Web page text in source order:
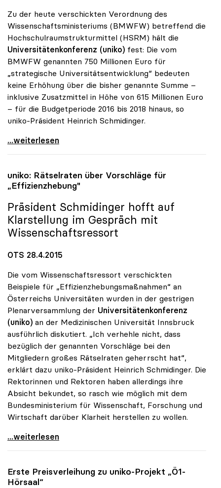
Zu der heute verschickten Verordnung des
Wissenschaftsministeriums (BMWFW) betreffend die
Hochschulraumstrukturmittel (HSRM) hält die
Universitätenkonferenz (uniko) fest: Die vom
BMWFW genannten 750 Millionen Euro für
„strategische Universitätsentwicklung“ bedeuten
keine Erhöhung über die bisher genannte Summe –
inklusive Zusatzmittel in Höhe von 615 Millionen Euro
– für die Budgetperiode 2016 bis 2018 hinaus, so
uniko-Präsident Heinrich Schmidinger.
uniko: Neuer Vergabemodus ändert nichts am
...weiterlesen
uniko: Rätselraten über Vorschläge für
„Effizienzhebung"
Präsident Schmidinger hofft auf
Klarstellung im Gespräch mit
Wissenschaftsressort
OTS 28.4.2015
Die vom Wissenschaftsressort verschickten
Beispiele für „Effizienzhebungsmaßnahmen“ an
Österreichs Universitäten wurden in der gestrigen
Plenarversammlung der Universitätenkonferenz
(uniko) an der Medizinischen Universität Innsbruck
ausführlich diskutiert. „Ich verhehle nicht, dass
bezüglich der genannten Vorschläge bei den
Mitgliedern großes Rätselraten geherrscht hat“,
erklärt dazu uniko-Präsident Heinrich Schmidinger. Die
Rektorinnen und Rektoren haben allerdings ihre
Absicht bekundet, so rasch wie möglich mit dem
Bundesministerium für Wissenschaft, Forschung und
Wirtschaft darüber Klarheit herstellen zu wollen.
uniko: Rätselraten über Vorschläge für
...weiterlesen
Erste Preisverleihung zu uniko-Projekt „Ö1-
Hörsaal“